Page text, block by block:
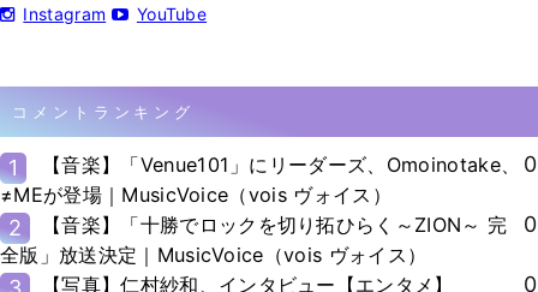
Instagram YouTube
コメントランキング
1
【音楽】「Venue101」にリーダーズ、Omoinotake、
≠MEが登場｜MusicVoice（vois ヴォイス）
0
2
【音楽】「十勝でロックを切り拓ひらく～ZION～ 完
全版」放送決定｜MusicVoice（vois ヴォイス）
0
【写真】仁村紗和、インタビュー【エンタメ】 0